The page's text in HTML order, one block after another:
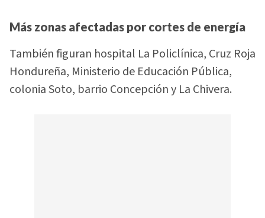
Más zonas afectadas por cortes de energía
También figuran hospital La Policlínica, Cruz Roja
Hondureña, Ministerio de Educación Pública,
colonia Soto, barrio Concepción y La Chivera.